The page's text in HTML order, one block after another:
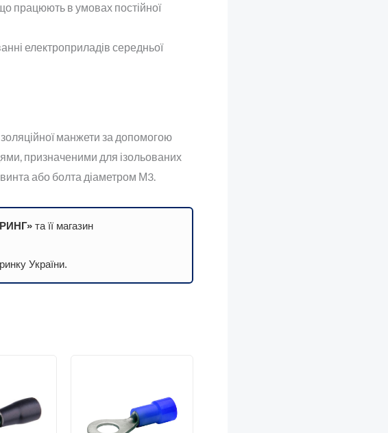
працюють в умовах постійної
електроприладів середньої
манжети за допомогою
призначеними для ізольованих
або болта діаметром М3.
та її магазин
України.